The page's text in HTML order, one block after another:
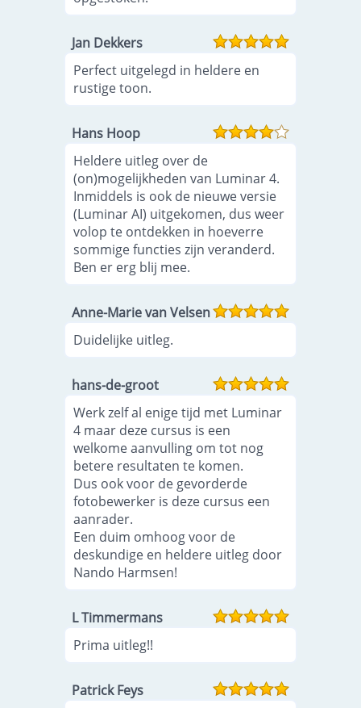
Jan Dekkers
Perfect uitgelegd in heldere en
rustige toon.
Hans Hoop
Heldere uitleg over de
(on)mogelijkheden van Luminar 4.
Inmiddels is ook de nieuwe versie
(Luminar AI) uitgekomen, dus weer
volop te ontdekken in hoeverre
sommige functies zijn veranderd.
Ben er erg blij mee.
Anne-Marie van Velsen
Duidelijke uitleg.
hans-de-groot
Werk zelf al enige tijd met Luminar
4 maar deze cursus is een
welkome aanvulling om tot nog
betere resultaten te komen.
Dus ook voor de gevorderde
fotobewerker is deze cursus een
aanrader.
Een duim omhoog voor de
deskundige en heldere uitleg door
Nando Harmsen!
L Timmermans
Prima uitleg!!
Patrick Feys